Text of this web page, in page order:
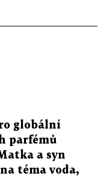
globální
parfémů
a syn
téma voda,